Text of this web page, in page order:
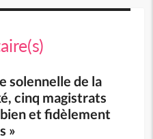
solennelle de la
cinq magistrats
et fidèlement
»